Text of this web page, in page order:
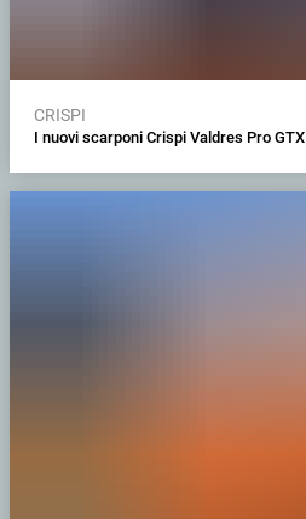
CRISPI
I nuovi scarponi Crispi Valdres Pro GTX